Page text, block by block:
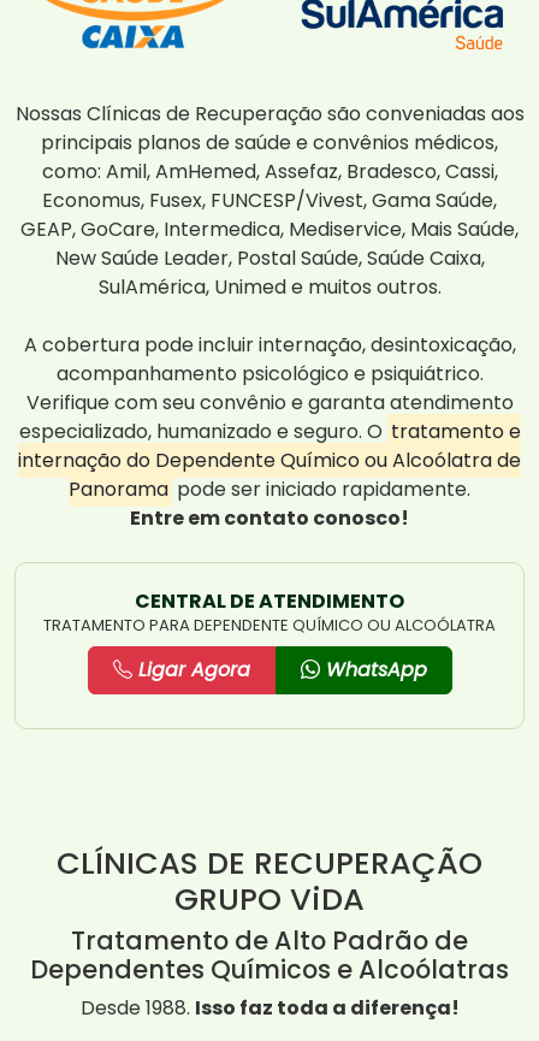
Nossas Clínicas de Recuperação são conveniadas aos
principais planos de saúde e convênios médicos,
como: Amil, AmHemed, Assefaz, Bradesco, Cassi,
Economus, Fusex, FUNCESP/Vivest, Gama Saúde,
GEAP, GoCare, Intermedica, Mediservice, Mais Saúde,
New Saúde Leader, Postal Saúde, Saúde Caixa,
SulAmérica, Unimed e muitos outros.
A cobertura pode incluir internação, desintoxicação,
acompanhamento psicológico e psiquiátrico.
Verifique com seu convênio e garanta atendimento
especializado, humanizado e seguro. O tratamento e
internação do Dependente Químico ou Alcoólatra de
Panorama pode ser iniciado rapidamente.
Entre em contato conosco!
CENTRAL DE ATENDIMENTO
TRATAMENTO PARA DEPENDENTE QUÍMICO OU ALCOÓLATRA
Ligar Agora WhatsApp
CLÍNICAS DE RECUPERAÇÃO
GRUPO ViDA
Tratamento de Alto Padrão de
Dependentes Químicos e Alcoólatras
Desde 1988. Isso faz toda a diferença!